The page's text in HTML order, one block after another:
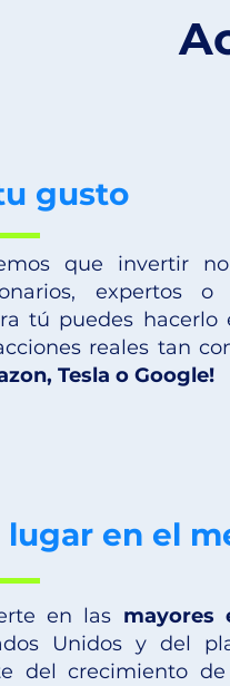
gusto
que invertir
expertos o
tú puedes hacerlo
reales tan
Tesla o Google!
lugar en el
en las mayores
Unidos y del
del crecimiento